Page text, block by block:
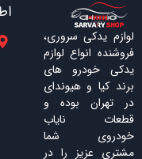
لوازم یدکی سروری،
فروشنده انواع لوازم
یدکی خودرو های
برند کیا و هیوندای
در تهران بوده و
قطعات نایاب
خودروی شما
مشتری عزیز را در